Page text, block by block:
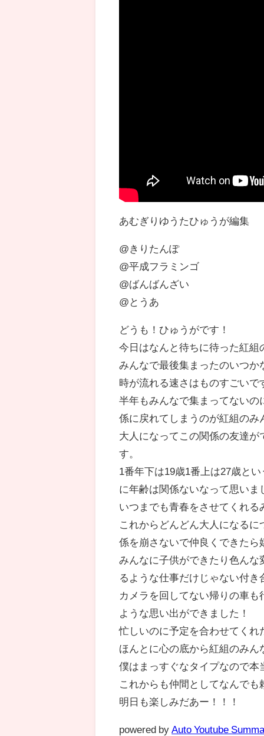
あむぎりゆうたひゅうが編集
@きりたんぽ
@平成フラミンゴ
@ばんばんざい
@とうあ
どうも！ひゅうがです！
今日はなんと待ちに待った紅組
みんなで最後集まったのいつ
時が流れる速さはものすごいで
半年もみんなで集まってない
係に戻れてしまうのが紅組の
大人になってこの関係の友達
す。
1番年下は19歳1番上は27歳と
に年齢は関係ないなって思いま
いつまでも青春をさせてくれ
これからどんどん大人になる
係を崩さないで仲良くできたら
みんなに子供ができたり色ん
るような仕事だけじゃない付
カメラを回してない帰りの車
ような思い出ができました！
忙しいのに予定を合わせてく
ほんとに心の底から紅組のみん
僕はまっすぐなタイプなので
これからも仲間としてなんでも
明日も楽しみだあー！！！
powered by Auto Youtube